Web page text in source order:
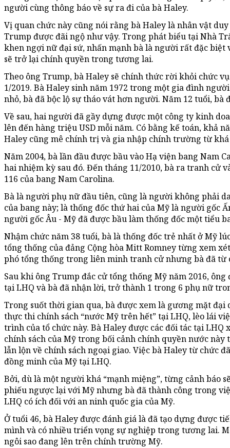
người cùng thông báo về sự ra đi của bà Haley.
Vị quan chức này cũng nói rằng bà Haley là nhân vật
Trump được đãi ngộ như vậy. Trong phát biểu tại Nhà
khen ngợi nữ đại sứ, nhấn mạnh bà là người rất đặc biệt
sẽ trở lại chính quyền trong tương lai.
Theo ông Trump, bà Haley sẽ chính thức rời khỏi chức
1/2019. Bà Haley sinh năm 1972 trong một gia đình
nhỏ, bà đã bộc lộ sự tháo vát hơn người. Năm 12 tuổi, bà
Về sau, hai người đã gầy dựng được một công ty kinh
lên đến hàng triệu USD mỗi năm. Có bằng kế toán, khả
Haley cũng mê chính trị và gia nhập chính trường từ khá
Năm 2004, bà lần đầu được bầu vào Hạ viện bang Nam
hai nhiệm kỳ sau đó. Đến tháng 11/2010, bà ra tranh cử
116 của bang Nam Carolina.
Bà là người phụ nữ đầu tiên, cũng là người không phải
của bang này; là thống đốc thứ hai của Mỹ là người gốc
người gốc Âu - Mỹ đã được bầu làm thống đốc một tiểu
Nhậm chức năm 38 tuổi, bà là thống đốc trẻ nhất ở Mỹ
tổng thống của đảng Cộng hòa Mitt Romney từng xem
phó tổng thống trong liên minh tranh cử nhưng bà đã từ
Sau khi ông Trump đắc cử tổng thống Mỹ năm 2016,
tại LHQ và bà đã nhận lời, trở thành 1 trong 6 phụ nữ
Trong suốt thời gian qua, bà được xem là gương mặt
thực thi chính sách “nước Mỹ trên hết” tại LHQ, lèo lái
trình của tổ chức này. Bà Haley được các đối tác tại LHQ
chính sách của Mỹ trong bối cảnh chính quyền nước
lẫn lộn về chính sách ngoại giao. Việc bà Haley từ chức
đồng minh của Mỹ tại LHQ.
Bởi, dù là một người khá “mạnh miệng”, từng cảnh báo
phiếu ngược lại với Mỹ nhưng bà đã thành công trong
LHQ có ích đối với an ninh quốc gia của Mỹ.
Ở tuổi 46, bà Haley được đánh giá là đã tạo dựng được
mình và có nhiều triển vọng sự nghiệp trong tương lai.
ngôi sao đang lên trên chính trường Mỹ.